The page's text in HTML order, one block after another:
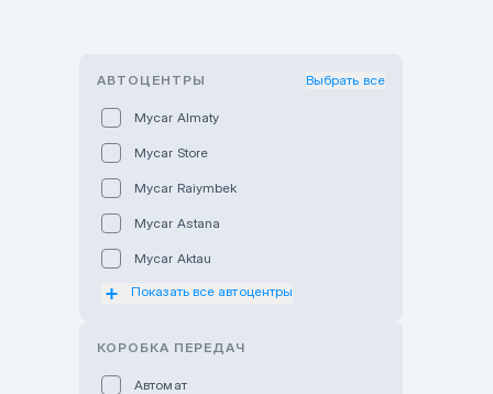
АВТОЦЕНТРЫ Выбрать все
Mycar Almaty
Mycar Store
Mycar Raiymbek
Mycar Astana
Mycar Aktau
Mycar Uralsk
Показать все автоцентры
КОРОБКА ПЕРЕДАЧ
Автомат